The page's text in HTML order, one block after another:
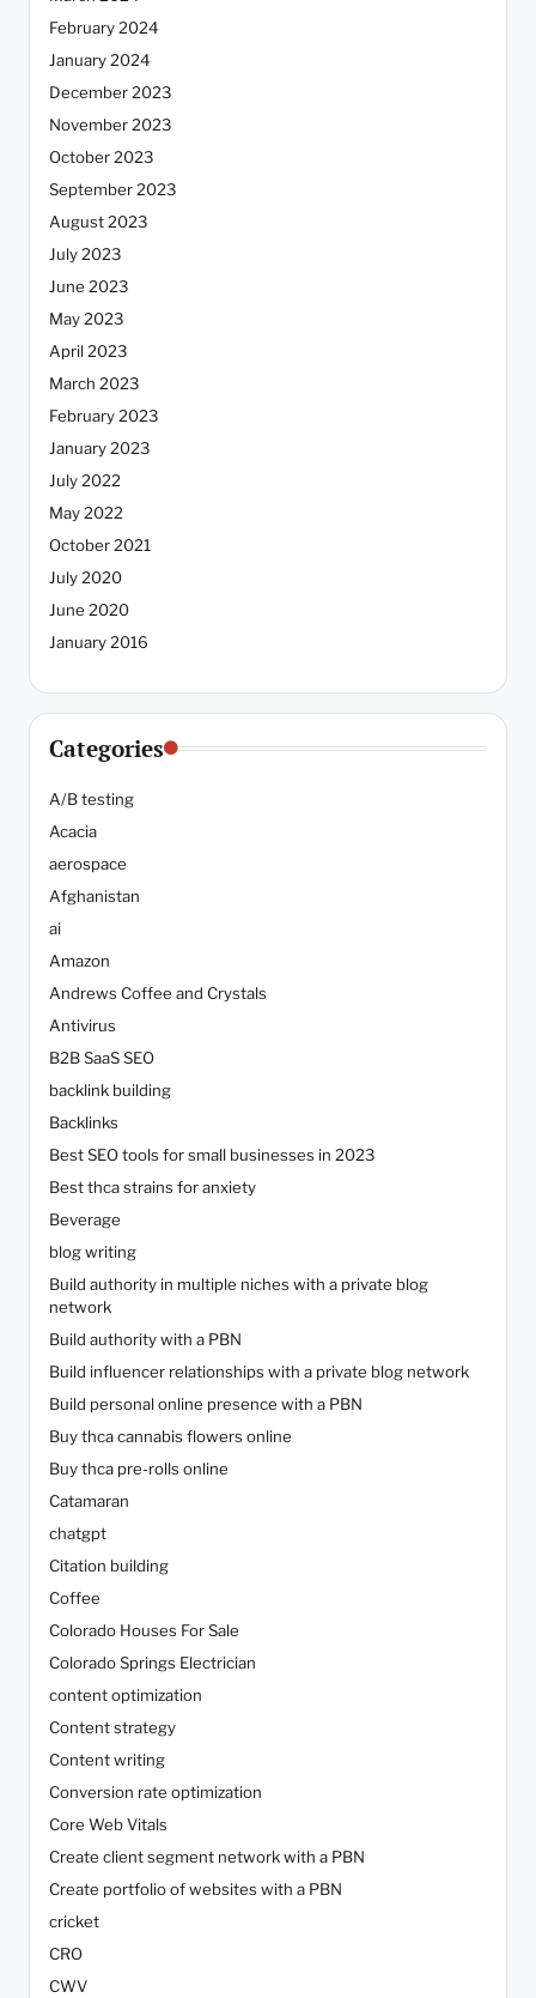
February 2024
January 2024
December 2023
November 2023
October 2023
September 2023
August 2023
July 2023
June 2023
May 2023
April 2023
March 2023
February 2023
January 2023
July 2022
May 2022
October 2021
July 2020
June 2020
January 2016
Categories
A/B testing
Acacia
aerospace
Afghanistan
ai
Amazon
Andrews Coffee and Crystals
Antivirus
B2B SaaS SEO
backlink building
Backlinks
Best SEO tools for small businesses in 2023
Best thca strains for anxiety
Beverage
blog writing
Build authority in multiple niches with a private blog
network
Build authority with a PBN
Build influencer relationships with a private blog network
Build personal online presence with a PBN
Buy thca cannabis flowers online
Buy thca pre-rolls online
Catamaran
chatgpt
Citation building
Coffee
Colorado Houses For Sale
Colorado Springs Electrician
content optimization
Content strategy
Content writing
Conversion rate optimization
Core Web Vitals
Create client segment network with a PBN
Create portfolio of websites with a PBN
cricket
CRO
CWV